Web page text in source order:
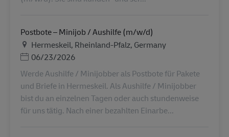
Postbote – Minijob / Aushilfe (m/w/d)
地点Hermeskeil, Rheinland-Pfalz, Germany
Posted Date
06/23/2026
Werde Aushilfe / Minijobber als Postbote für Pakete
und Briefe in Hermeskeil. Als Aushilfe / Minijobber
bist du an einzelnen Tagen oder auch stundenweise
für uns tätig. Nach einer bezahlten Einarbe...